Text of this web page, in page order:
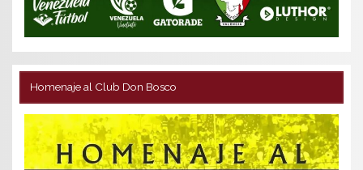
Homenaje al Club Don Bosco